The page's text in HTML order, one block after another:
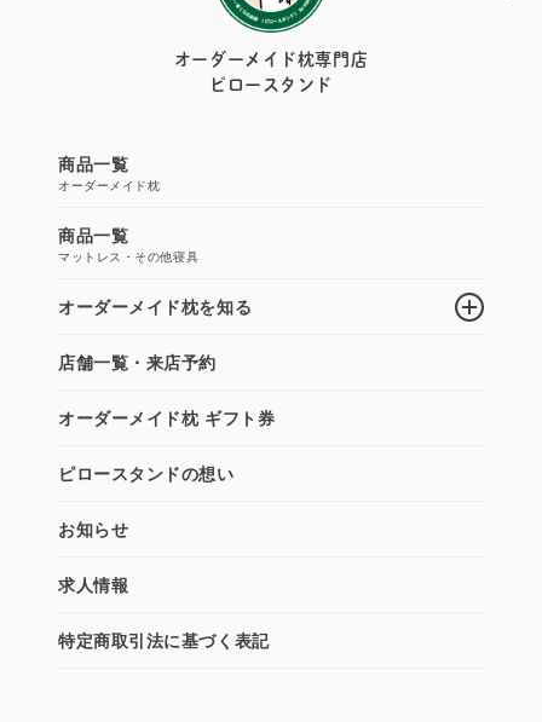
オーダーメイド枕専門店
ピロースタンド
商品一覧
オーダーメイド枕
商品一覧
マットレス・その他寝具
オーダーメイド枕を知る
店舗一覧・来店予約
オーダーメイド枕 ギフト券
ピロースタンドの想い
お知らせ
求人情報
特定商取引法に基づく表記